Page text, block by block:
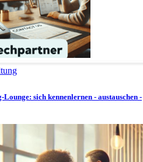
sich kennenlernen - austauschen -